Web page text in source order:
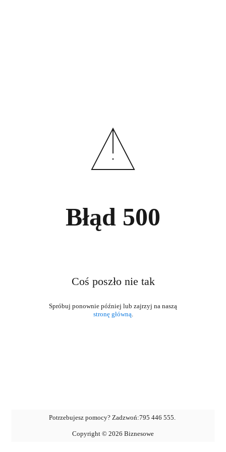
Błąd 500
Coś poszło nie tak
stronę główną.
Potrzebujesz pomocy? Zadzwoń:795 446 555.
Copyright © 2026 Biznesowe